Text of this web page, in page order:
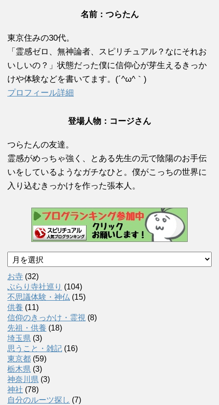
名前：つらたん
東京住みの30代。
「霊感ゼロ、無神論者、スピリチュアル？なにそれお
いしいの？」状態だった僕に信仰心が芽生えるきっか
けや体験などを書いてます。(´^ω^｀)
プロフィール詳細
登場人物：コージさん
つらたんの友達。
霊感がめっちゃ強く、とある先生の元で陰陽のお手伝
いをしているようなガチなひと。僕がこっちの世界に
入り込むきっかけを作った張本人。
ア
ー
カ
イ
ブ
お寺 (32)
ぶらり寺社巡り (104)
不思議体験・神仏 (15)
供養 (11)
信仰のきっかけ・霊視 (8)
先祖・供養 (18)
埼玉県 (3)
思うこと・雑記 (16)
東京都 (59)
栃木県 (3)
神奈川県 (3)
神社 (78)
自分のルーツ探し (7)